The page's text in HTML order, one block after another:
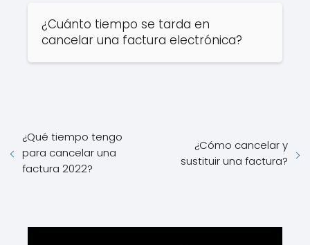
¿Cuánto tiempo se tarda en
cancelar una factura electrónica?
¿Qué tiempo tengo
para cancelar una
factura 2022?
¿Cómo cancelar y
sustituir una factura?